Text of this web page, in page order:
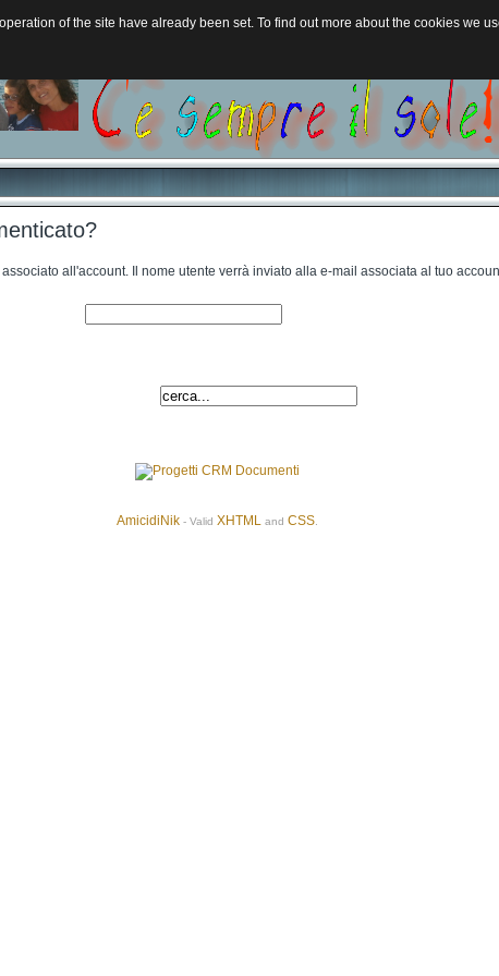
all'account. Il nome utente verrà inviato alla e-mail associata al tuo
AmicidiNik- Valid XHTML and CSS.
of the site have already been set. To find out more about the cookies we